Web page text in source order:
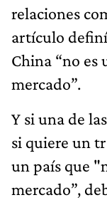
relaciones
artículo
China “no es
mercado”.
Y si una de
si quiere un
un país que
mercado”,